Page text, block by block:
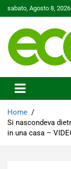
to
sabato, Agosto 8, 2026
Ecoo.it
Home
Si nascondeva
in una casa –